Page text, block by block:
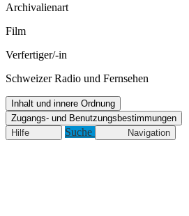
Archivalienart
Film
Verfertiger/-in
Schweizer Radio und Fernsehen
Inhalt und innere Ordnung
Zugangs- und Benutzungsbestimmungen
Hilfe
Suche Navigation